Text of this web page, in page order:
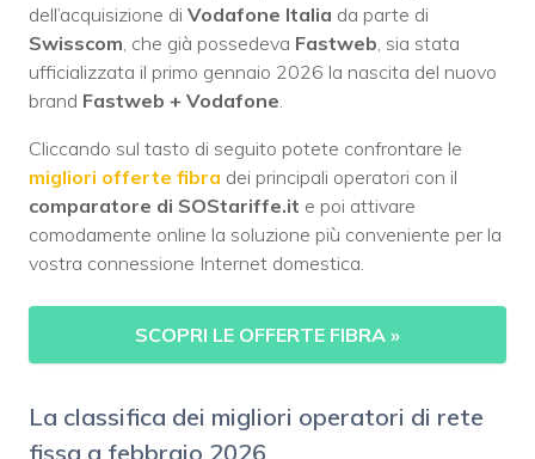
dell’acquisizione di Vodafone Italia da parte di
Swisscom, che già possedeva Fastweb, sia stata
ufficializzata il primo gennaio 2026 la nascita del nuovo
brand Fastweb + Vodafone.
Cliccando sul tasto di seguito potete confrontare le
migliori offerte fibra dei principali operatori con il
comparatore di SOStariffe.it e poi attivare
comodamente online la soluzione più conveniente per la
vostra connessione Internet domestica.
SCOPRI LE OFFERTE FIBRA »
La classifica dei migliori operatori di rete
fissa a febbraio 2026